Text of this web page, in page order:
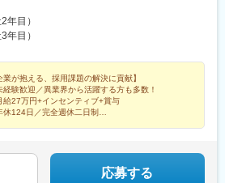
年目）
年目）
業が抱える、採用課題の解決に貢献】
験歓迎／異業界から活躍する方も多数！
27万円+インセンティブ+賞与
124日／完全週休二日制
応募する